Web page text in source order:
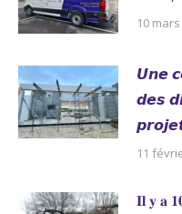
10
𝙐𝙣𝙚
𝙙𝙚𝙨
11
𝐈𝐥 𝐲 𝐚